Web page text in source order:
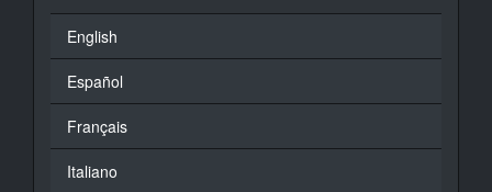
English
Español
Français
Italiano